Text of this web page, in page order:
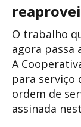
O trabalho
agora passa
A
para serviço
ordem de
assinada